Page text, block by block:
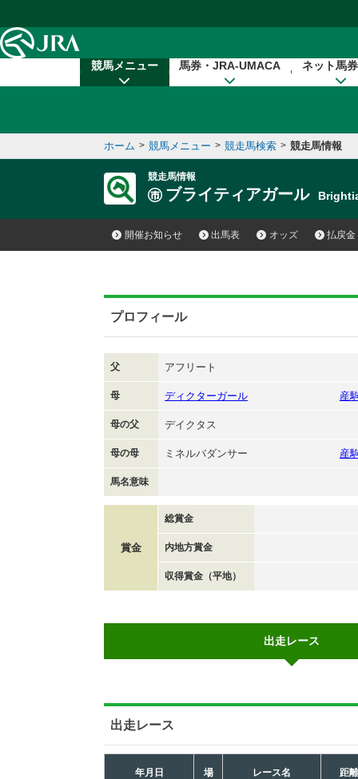
競馬メニュー 馬券・JRA-UMACA ネット馬
ホーム > 競馬メニュー > 競走馬検索 > 競走馬情報
競走馬情報
ブライティアガール
開催お知らせ 出馬表 オッズ 払戻金
プロフィール
父 アフリート
母 ディクターガール 産
母の父 デイクタス
母の母 ミネルバダンサー 産
馬名意味
賞金
総賞金
内地方賞金
収得賞金（平地）
出走レース
出走レース
年月日 場 レース名 距離